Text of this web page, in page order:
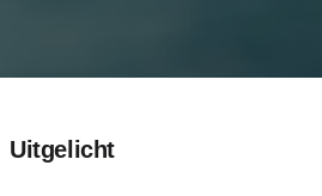
Uitgelicht